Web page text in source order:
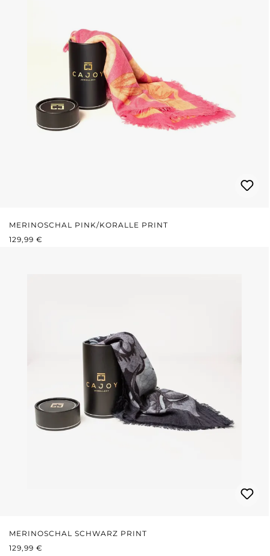
MERINOSCHAL PINK/KORALLE PRINT
REGULÄRER PREIS:
129,99 €
MERINOSCHAL SCHWARZ PRINT
REGULÄRER PREIS:
129,99 €